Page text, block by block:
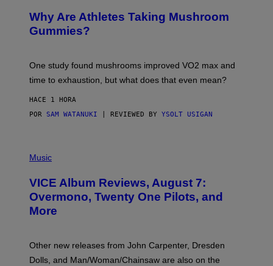
G
E
T
I
A
E
S
Why Are Athletes Taking Mushroom
Gummies?
One study found mushrooms improved VO2 max and
time to exhaustion, but what does that even mean?
HACE 1 HORA
POR SAM WATANUKI | REVIEWED BY YSOLT USIGAN
I
U
R
E
D
N
D
Music
VICE Album Reviews, August 7:
Overmono, Twenty One Pilots, and
More
Other new releases from John Carpenter, Dresden
Dolls, and Man/Woman/Chainsaw are also on the